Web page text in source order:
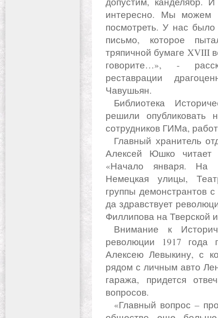
интересно. Мы можем
посмотреть. У нас
письмо, которое
тряпичной бумаге XVIII
говорите…», -
реставрации
Чавушьян.
Библиотека Исторического. К юбилею музея здесь
решили опубликовать
сотрудников ГИМа,
Главный хранитель отдела письменных источников ГИМ
Алексей Юшко читает
«Начало января. На
Немецкая улицы,
группы демонстрантов
да здравствует
Филлипова на Тверской
Внимание к Историческому музею в год столетия
революции 1917 года
Алексею Левыкину, с
рядом с личным авто
гаража, придется
вопросов.
«Главный вопрос – пройти этот год, чтобы не разделить